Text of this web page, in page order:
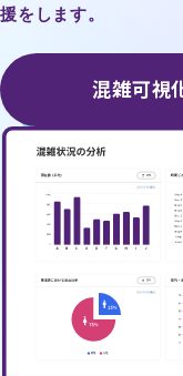
援をします。
混雑可視